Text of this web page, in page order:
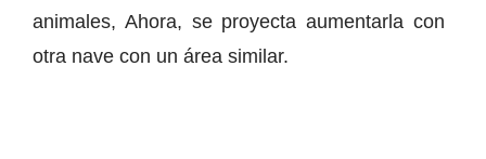
animales, Ahora, se proyecta aumentarla con
otra nave con un área similar.